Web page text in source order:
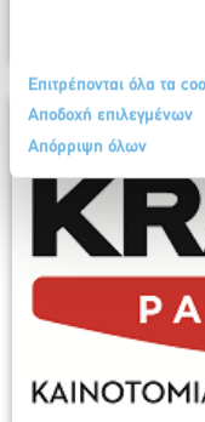
Επιτρέπονται όλα τα
Αποδοχή επιλεγμένων
Απόρριψη όλων